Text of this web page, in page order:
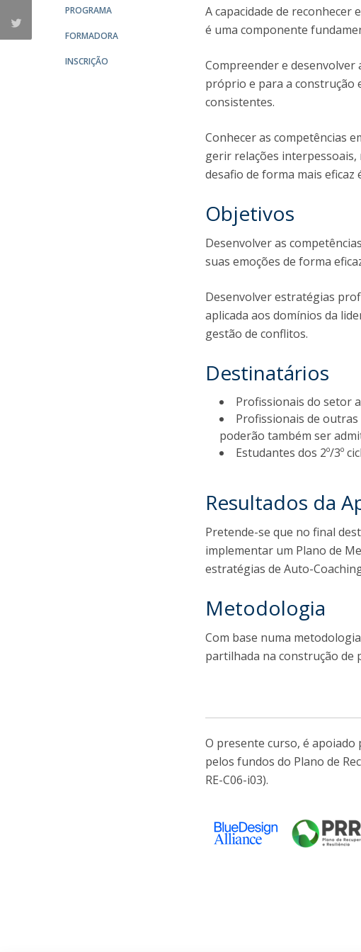
PROGRAMA
FORMADORA
INSCRIÇÃO
A capacidade de
é uma componente
Compreender e desenvolver
próprio e para a construção
consistentes.
Conhecer as competências
gerir relações
desafio de forma mais eficaz
Objetivos
Desenvolver as
suas emoções de forma
Desenvolver estratégias
aplicada aos domínios da
gestão de conflitos.
Destinatários
Profissionais do setor
Profissionais de
poderão também ser
Estudantes dos 2º/3º
Resultados da
Pretende-se que no final
implementar um Plano de
estratégias de Auto-
Metodologia
Com base numa
partilhada na construção de
O presente curso, é apoiado
pelos fundos do Plano de
RE-C06-i03).